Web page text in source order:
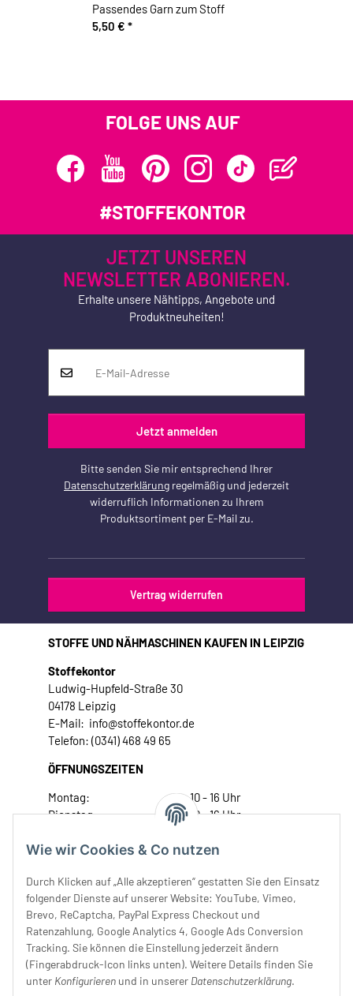
Wie wir Cookies & Co nutzen
Durch Klicken auf „Alle akzeptieren“ gestatten Sie den Einsatz
folgender Dienste auf unserer Website: YouTube, Vimeo,
Brevo, ReCaptcha, PayPal Express Checkout und
Ratenzahlung, Google Analytics 4, Google Ads Conversion
Tracking. Sie können die Einstellung jederzeit ändern
(Fingerabdruck-Icon links unten). Weitere Details finden Sie
unter Konfigurieren und in unserer Datenschutzerklärung.
Passendes Garn zum Stoff
5,50 € *
FOLGE UNS AUF
#STOFFEKONTOR
JETZT UNSEREN
NEWSLETTER ABONIEREN.
Erhalte unsere Nähtipps, Angebote und
Produktneuheiten!
Jetzt anmelden
Bitte senden Sie mir entsprechend Ihrer
Datenschutzerklärung regelmäßig und jederzeit
widerruflich Informationen zu Ihrem
Produktsortiment per E-Mail zu.
Vertrag widerrufen
STOFFE UND NÄHMASCHINEN KAUFEN IN LEIPZIG
Stoffekontor
Ludwig-Hupfeld-Straße 30
04178 Leipzig
E-Mail: info@stoffekontor.de
Telefon: (0341) 468 49 65
ÖFFNUNGSZEITEN
Montag:
10 - 16 Uhr
Dienstag:
10 - 16 Uhr
Donnerstag:
10 - 18 Uhr
Samstag:
10 - 14 Uhr
Unser Service
Rechtliches